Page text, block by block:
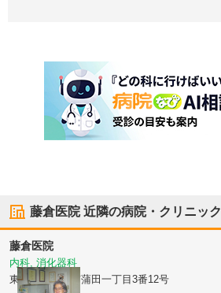
藤倉医院近隣の病院・クリニック
藤倉医院
内科, 消化器科
東京都大田区南蒲田一丁目3番12号